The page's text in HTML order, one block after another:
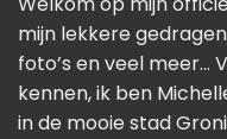
mijn lekkere
foto’s en veel meer…
kennen, ik ben
in de mooie stad